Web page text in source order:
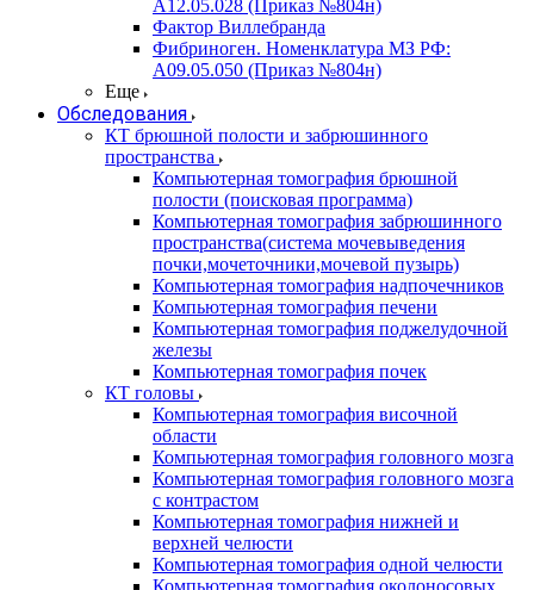
A12.05.028 (Приказ №804н)
Фактор Виллебранда
Фибриноген. Номенклатура МЗ РФ:
A09.05.050 (Приказ №804н)
Еще
Обследования
КТ брюшной полости и забрюшинного
пространства
Компьютерная томография брюшной
полости (поисковая программа)
Компьютерная томография забрюшинного
пространства(система мочевыведения
почки,мочеточники,мочевой пузырь)
Компьютерная томография надпочечников
Компьютерная томография печени
Компьютерная томография поджелудочной
железы
Компьютерная томография почек
КТ головы
Компьютерная томография височной
области
Компьютерная томография головного мозга
Компьютерная томография головного мозга
с контрастом
Компьютерная томография нижней и
верхней челюсти
Компьютерная томография одной челюсти
Компьютерная томография околоносовых